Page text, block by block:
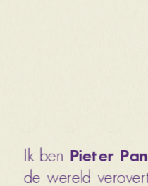
Ik ben Pieter Pan